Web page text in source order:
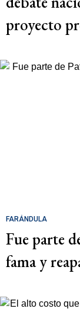
proyecto
FARÁNDULA
Fue parte
fama y